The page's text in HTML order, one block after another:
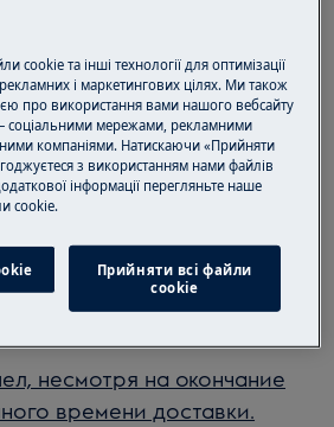
доставки?
исключительно адресную
Новая почта.
несмотря на окончание
времени доставки.
cookie та інші технології для оптимізації
і маркетингових цілях. Ми також
про використання вами нашого вебсайту
мережами, рекламними
компаніями. Натискаючи «Прийняти
з використанням нами файлів
інформації перегляньте наше
cookie.
Прийняти всі файли
сookie